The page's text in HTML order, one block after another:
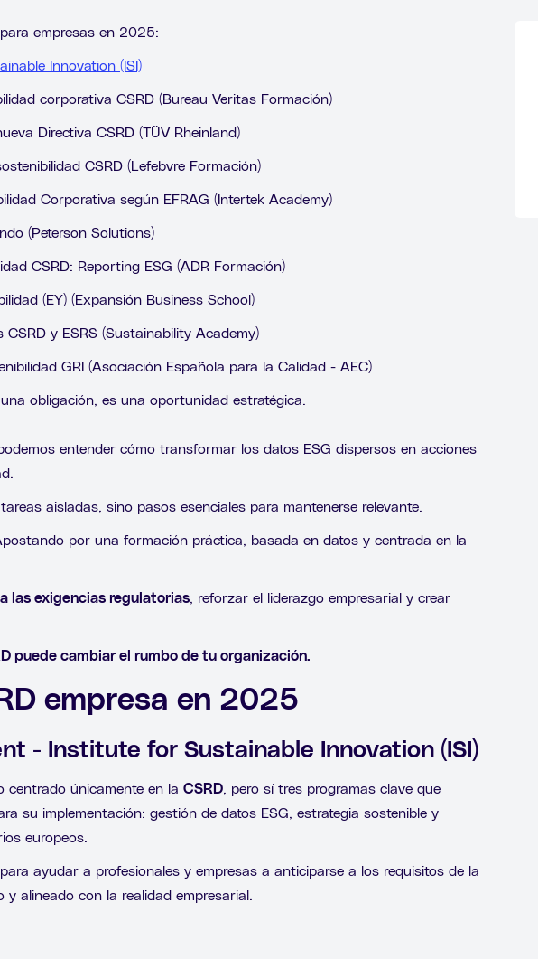
empresas en 2025:
Innovation (ISI)
corporativa CSRD (Bureau Veritas Formación)
Directiva CSRD (TÜV Rheinland)
CSRD (Lefebvre Formación)
Corporativa según EFRAG (Intertek Academy)
(Peterson Solutions)
CSRD: Reporting ESG (ADR Formación)
(EY) (Expansión Business School)
y ESRS (Sustainability Academy)
GRI (Asociación Española para la Calidad - AEC)
obligación, es una oportunidad estratégica.
entender cómo transformar los datos ESG dispersos en acciones
aisladas, sino pasos esenciales para mantenerse relevante.
por una formación práctica, basada en datos y centrada en la
las exigencias regulatorias, reforzar el liderazgo empresarial y crear
puede cambiar el rumbo de tu organización.
empresa en 2025
- Institute for Sustainable Innovation (ISI)
centrado únicamente en la CSRD, pero sí tres programas clave que
su implementación: gestión de datos ESG, estrategia sostenible y
europeos.
ayudar a profesionales y empresas a anticiparse a los requisitos de la
alineado con la realidad empresarial.